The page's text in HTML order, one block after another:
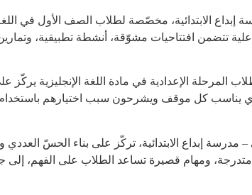
الابتدائية، مخصّصة لطلاب الصف الأول في
تتضمن افتتاحيات مشوّقة، أنشطة تطبيقية،
المرحلة الإعدادية في مادة اللغة الإنجليزية
يناسب كل موقف ويشرحون سبب اختيارهم
إبداع الابتدائية، تركّز على بناء الحسّ العددي
متدرجة، ومهام قصيرة تساعد الطلاب على الفهم،